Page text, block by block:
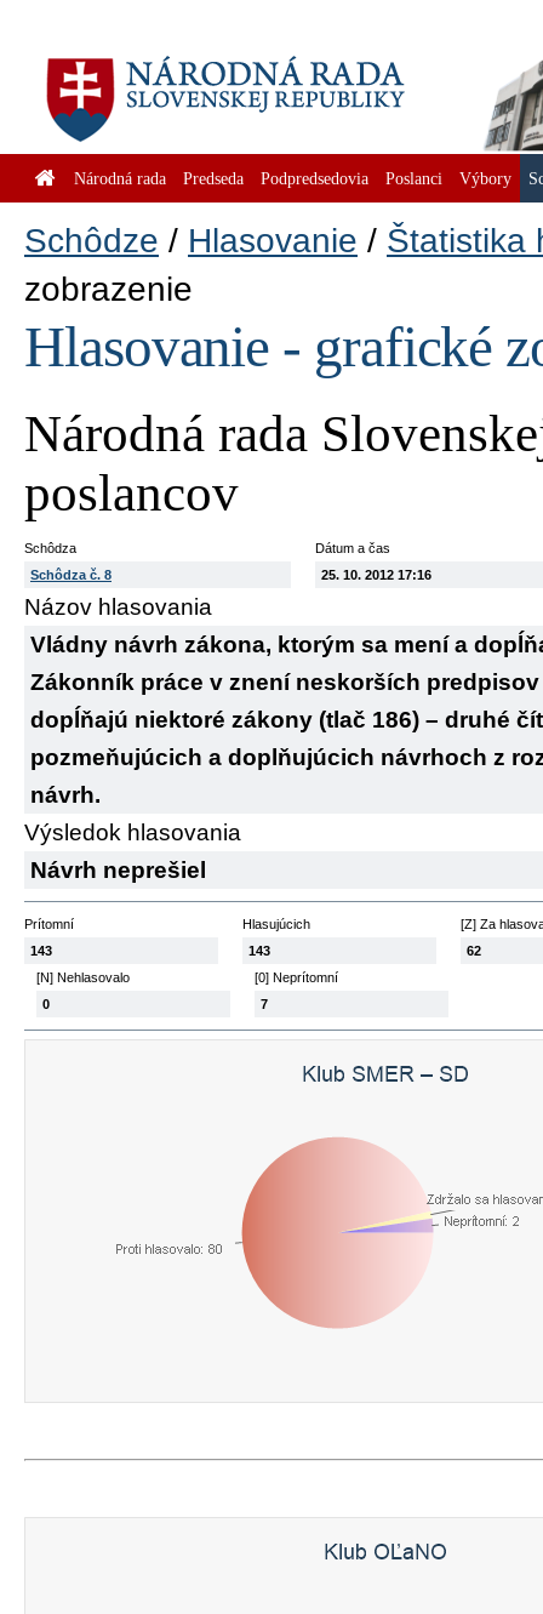
Národná rada Predseda Podpredsedovia Poslanci Výbory
Schôdze Hlasovanie
Štatistika
zobrazenie
Hlasovanie - grafické
Národná rada
poslancov
Schôdza
Schôdza č. 8
Dátum a čas
25. 10. 2012 17:16
Názov hlasovania
Vládny návrh zákona, ktorým sa mení a
Zákonník práce v znení neskorších
dopĺňajú niektoré zákony (tlač 186) – druhé
pozmeňujúcich a doplňujúcich návrhoch z
návrh.
Výsledok hlasovania
Návrh neprešiel
Prítomní
143
Hlasujúcich
143
[Z] Za
62
[N] Nehlasovalo
0
[0] Neprítomní
7